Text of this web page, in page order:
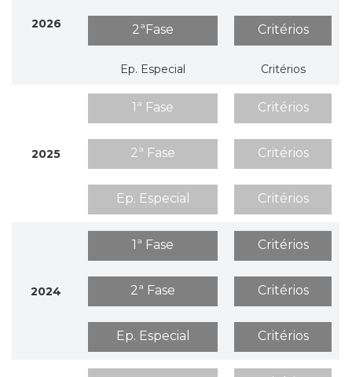
2026 2ªFase
Ep. Especial
Critérios
Critérios
2025
1ª Fase
2ª Fase
Ep. Especial
Critérios
Critérios
Critérios
2024
1ª Fase
2ª Fase
Ep. Especial
Critérios
Critérios
Critérios